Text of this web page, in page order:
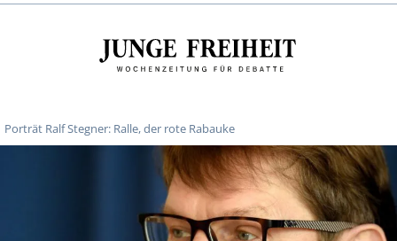
Porträt Ralf Stegner: Ralle, der rote Rabauke